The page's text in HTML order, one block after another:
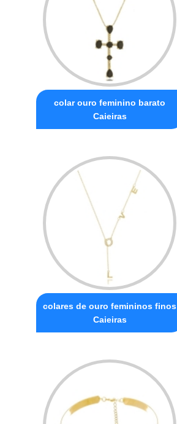
colar ouro feminino barato
Caieiras
colares de ouro femininos finos
Caieiras